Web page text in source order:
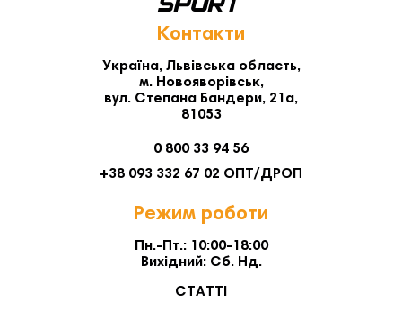
Контакти
Україна, Львівська область,
м. Новояворівськ,
вул. Степана Бандери, 21а,
81053
0 800 33 94 56
+38 093 332 67 02 ОПТ/ДРОП
Режим роботи
Пн.-Пт.: 10:00-18:00
Вихідний: Сб. Нд.
СТАТТІ